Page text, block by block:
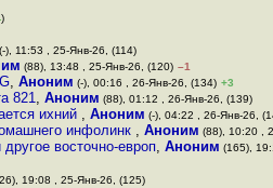
)
(-), 11:53 , 25-Янв-26, (114)
(88), 13:48 , 25-Янв-26, (120) –1
, Аноним (-), 00:16 , 26-Янв-26, (134) +3
821, Аноним (88), 01:12 , 26-Янв-26, (139)
ихний , Аноним (-), 04:22 , 26-Янв-26,
инфолинк , Аноним (88), 10:20 ,
восточно-европ, Аноним (165),
19:08 , 25-Янв-26, (125)